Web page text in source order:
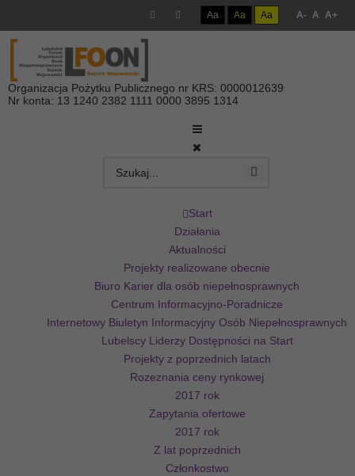
Aa Aa Aa A- A A+
Organizacja Pożytku Publicznego nr KRS: 0000012639
Nr konta: 13 1240 2382 1111 0000 3895 1314
Start
Działania
Aktualności
Projekty realizowane obecnie
Biuro Karier dla osób niepełnosprawnych
Centrum Informacyjno-Poradnicze
Internetowy Biuletyn Informacyjny Osób Niepełnosprawnych
Lubelscy Liderzy Dostępności na Start
Projekty z poprzednich latach
Rozeznania ceny rynkowej
2017 rok
Zapytania ofertowe
2017 rok
Z lat poprzednich
Członkostwo